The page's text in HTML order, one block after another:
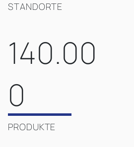
STANDORTE
140.00
0
PRODUKTE